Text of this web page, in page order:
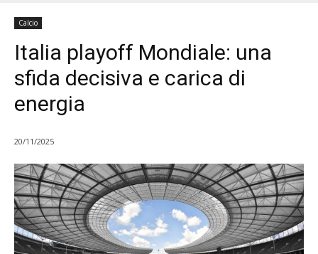
Calcio
Italia playoff Mondiale: una
sfida decisiva e carica di
energia
20/11/2025